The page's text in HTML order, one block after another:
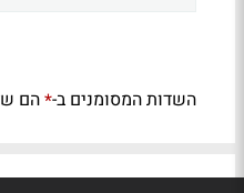
השדות המסומנים ב-*הם